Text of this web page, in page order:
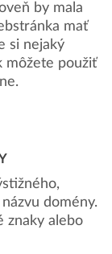
by mala
mať
si nejaký
môžete použiť
domény.
znaky alebo